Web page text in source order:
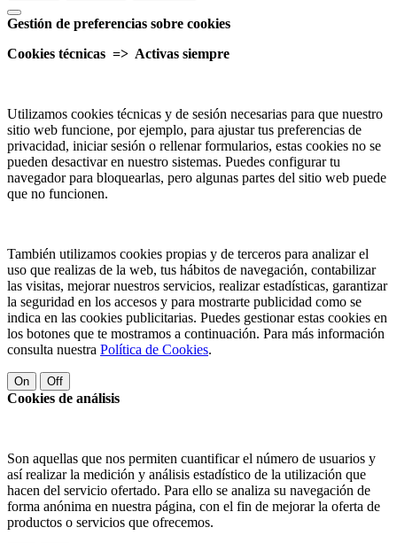
Gestión de preferencias sobre cookies
Cookies técnicas => Activas siempre
Utilizamos cookies técnicas y de sesión necesarias para que nuestro
sitio web funcione, por ejemplo, para ajustar tus preferencias de
privacidad, iniciar sesión o rellenar formularios, estas cookies no se
pueden desactivar en nuestro sistemas. Puedes configurar tu
navegador para bloquearlas, pero algunas partes del sitio web puede
que no funcionen.
También utilizamos cookies propias y de terceros para analizar el
uso que realizas de la web, tus hábitos de navegación, contabilizar
las visitas, mejorar nuestros servicios, realizar estadísticas, garantizar
la seguridad en los accesos y para mostrarte publicidad como se
indica en las cookies publicitarias. Puedes gestionar estas cookies en
los botones que te mostramos a continuación. Para más información
consulta nuestra Política de Cookies.
On Off
Cookies de análisis
Son aquellas que nos permiten cuantificar el número de usuarios y
así realizar la medición y análisis estadístico de la utilización que
hacen del servicio ofertado. Para ello se analiza su navegación de
forma anónima en nuestra página, con el fin de mejorar la oferta de
productos o servicios que ofrecemos.